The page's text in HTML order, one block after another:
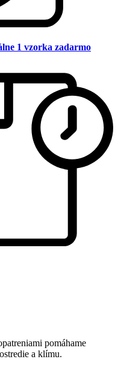
1 vzorka zadarmo
pomáhame
a klímu.